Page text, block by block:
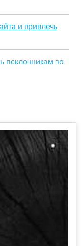
и привлечь
поклонникам по